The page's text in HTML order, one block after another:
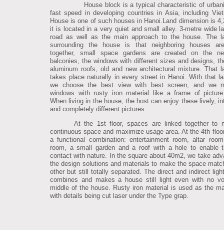
House block is a typical characteristic of
fast speed in developing countries in Asia, including
House is one of such houses in Hanoi.Land dimension is
it is located in a very quiet and small alley. 3-metre wide
road as well as the main approach to the house. The
surrounding the house is that neighboring houses
together, small space gardens are created on the
balconies, the windows with different sizes and designs,
aluminum roofs, old and new architectural mixture. That
takes place naturally in every street in Hanoi. With that
we choose the best view with best screen, and we
windows with rusty iron material like a frame of
When living in the house, the host can enjoy these lively,
and completely different pictures.
At the 1st floor, spaces are linked together to
continuous space and maximize usage area. At the 4th
a functional combination: entertainment room, altar
room, a small garden and a roof with a hole to enable
contact with nature. In the square about 40m2, we take
the design solutions and materials to make the space
other but still totally separated. The direct and indirect
combines and makes a house still light even with no
middle of the house. Rusty iron material is used as the
with details being cut laser under the Type grap.